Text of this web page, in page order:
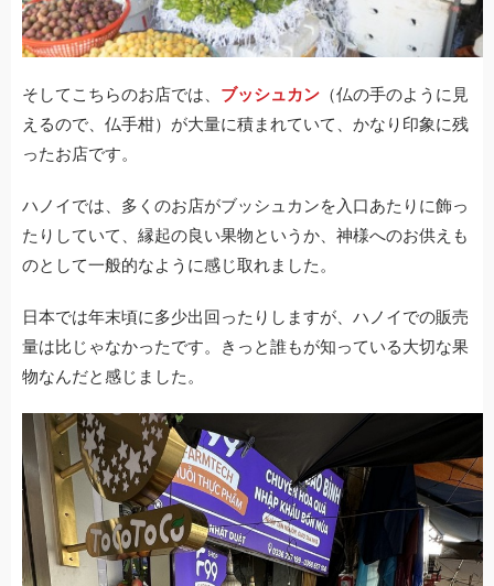
そしてこちらのお店では、 ブッシュカン （仏の手のように見
えるので、仏手柑）が大量に積まれていて、かなり印象に残
ったお店です。
ハノイでは、多くのお店がブッシュカンを入口あたりに飾っ
たりしていて、縁起の良い果物というか、神様へのお供えも
のとして一般的なように感じ取れました。
日本では年末頃に多少出回ったりしますが、ハノイでの販売
量は比じゃなかったです。きっと誰もが知っている大切な果
物なんだと感じました。